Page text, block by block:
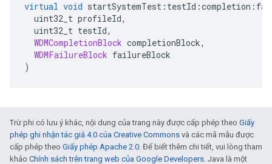
virtual void startSystemTest : testId :completion :
uint32_t profileId,
uint32_t testId,
WDMCompletionBlock completionBlock,
WDMFailureBlock failureBlock
)
Trừ phi có lưu ý khác, nội dung của trang này được cấp phép theo Giấy
phép ghi nhận tác giả 4.0 của Creative Commons và các mã mẫu được
cấp phép theo Giấy phép Apache 2.0. Để biết thêm chi tiết, vui lòng tham
khảo Chính sách trên trang web của Google Developers. Java là một